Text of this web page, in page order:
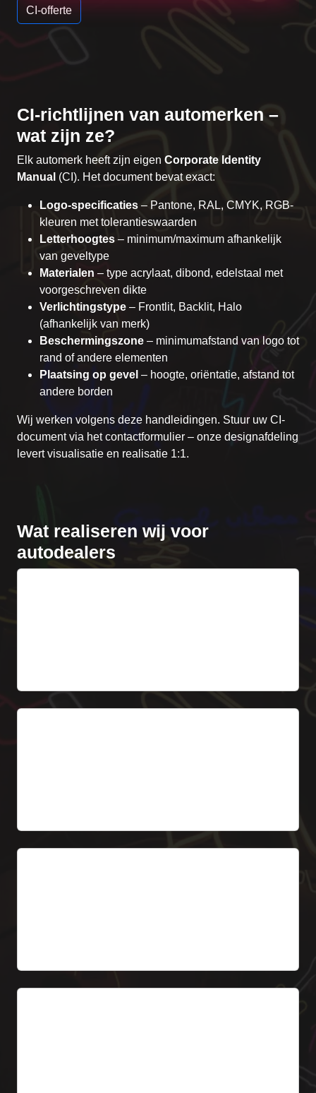
CI-offerte
CI-richtlijnen van automerken –
wat zijn ze?
Elk automerk heeft zijn eigen Corporate Identity
Manual (CI). Het document bevat exact:
Logo-specificaties – Pantone, RAL, CMYK, RGB-
kleuren met tolerantieswaarden
Letterhoogtes – minimum/maximum afhankelijk
van geveltype
Materialen – type acrylaat, dibond, edelstaal met
voorgeschreven dikte
Verlichtingstype – Frontlit, Backlit, Halo
(afhankelijk van merk)
Beschermingszone – minimumafstand van logo tot
rand of andere elementen
Plaatsing op gevel – hoogte, oriëntatie, afstand tot
andere borden
Wij werken volgens deze handleidingen. Stuur uw CI-
document via hetcontactformulier – onze designafdeling
levert visualisatie en realisatie 1:1.
Wat realiseren wij voor
autodealers